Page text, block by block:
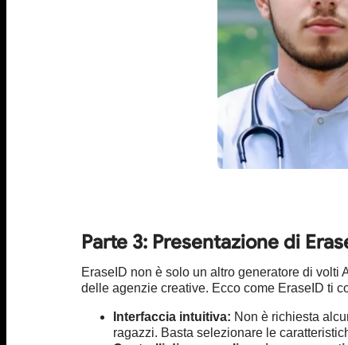
Parte 3: Presentazione di
EraseID non è solo un altro generatore di volti
delle agenzie creative. Ecco come EraseID ti
Interfaccia intuitiva: Non è richiesta
ragazzi. Basta selezionare le